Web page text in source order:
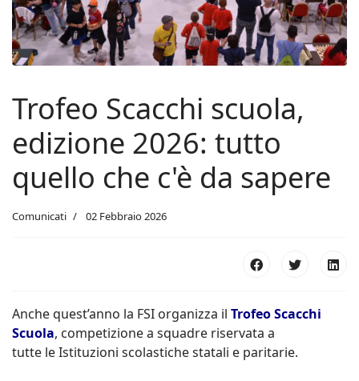
Trofeo Scacchi scuola,
edizione 2026: tutto
quello che c'è da sapere
Comunicati 02 Febbraio 2026
Anche quest’anno la FSI organizza il Trofeo Scacchi
Scuola, competizione a squadre riservata a
tutte le Istituzioni scolastiche statali e paritarie.